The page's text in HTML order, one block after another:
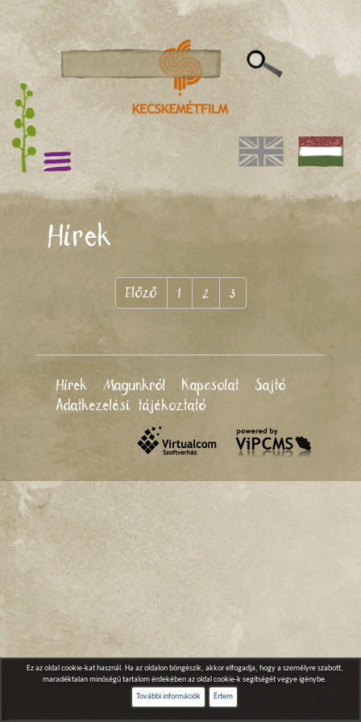
Hírek
Előző 1 2 3
Hírek Magunkról Kapcsolat
Sajtó
Adatkezelési tájékoztató
Ez az oldal cookie-kat használ. Ha az oldalon böngészik, akkor elfogadja, hogy a személyre szabott,
maradéktalan minőségű tartalom érdekében az oldal cookie-k segítségét vegye igénybe.
További információk
Értem